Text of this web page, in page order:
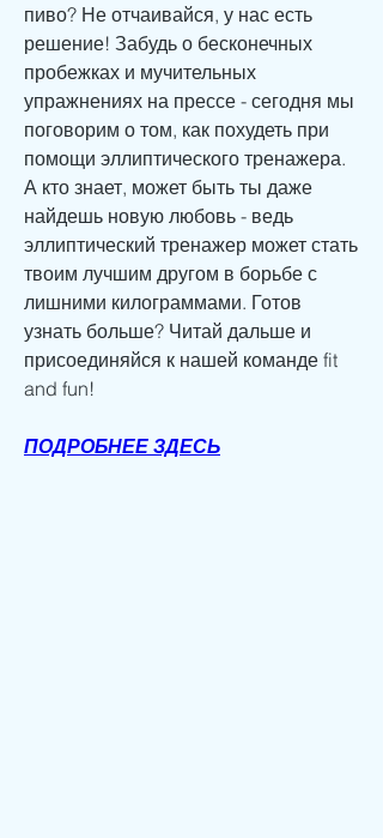
пиво? Не отчаивайся, у нас есть
решение! Забудь о бесконечных
пробежках и мучительных
упражнениях на прессе - сегодня мы
поговорим о том, как похудеть при
помощи эллиптического тренажера.
А кто знает, может быть ты даже
найдешь новую любовь - ведь
эллиптический тренажер может стать
твоим лучшим другом в борьбе с
лишними килограммами. Готов
узнать больше? Читай дальше и
присоединяйся к нашей команде fit
and fun!
ПОДРОБНЕЕ ЗДЕСЬ